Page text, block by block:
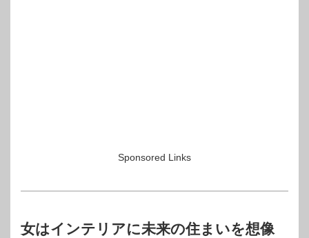
Sponsored Links
女はインテリアに未来の住まいを想像